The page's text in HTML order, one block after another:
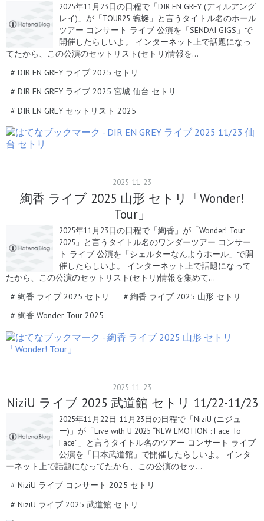
2025年11月23日の日程で「DIR EN GREY (ディルアング
レイ)」が「TOUR25 蜿蜒」と言うタイトル名のホール
ツアー コンサート ライブ 公演を「SENDAI GIGS」で
開催したらしいよ。 インターネット上で話題になっ
てたから、この公演のセットリスト(セトリ)情報を…
# DIR EN GREY ライブ 2025 セトリ
# DIR EN GREY ライブ 2025 宮城 仙台 セトリ
# DIR EN GREY セットリスト 2025
2025-11-23
絢香 ライブ 2025 山形 セトリ「Wonder!
Tour」
2025年11月23日の日程で「絢香」が「Wonder! Tour
2025」と言うタイトル名のワンダーツアー コンサー
ト ライブ 公演を「シェルターなんようホール」で開
催したらしいよ。 インターネット上で話題になって
たから、この公演のセットリスト(セトリ)情報を集めて…
# 絢香 ライブ 2025 セトリ # 絢香 ライブ 2025 山形 セトリ
# 絢香 Wonder Tour 2025
2025-11-23
NiziU ライブ 2025 武道館 セトリ 11/22-11/23
2025年11月22日-11月23日の日程で「NiziU (ニジュ
ー)」が「Live with U 2025 “NEW EMOTION : Face To
Face”」と言うタイトル名のツアー コンサート ライブ
公演を「日本武道館」で開催したらしいよ。 インタ
ーネット上で話題になってたから、この公演のセッ…
# NiziU ライブ コンサート 2025 セトリ
# NiziU ライブ 2025 武道館 セトリ